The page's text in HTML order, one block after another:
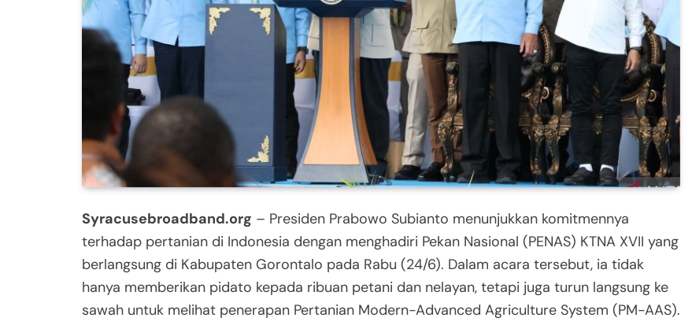
Syracusebroadband.org – Presiden Prabowo Subianto menunjukkan komitmennya
terhadap pertanian di Indonesia dengan menghadiri Pekan Nasional (PENAS) KTNA XVII yang
berlangsung di Kabupaten Gorontalo pada Rabu (24/6). Dalam acara tersebut, ia tidak
hanya memberikan pidato kepada ribuan petani dan nelayan, tetapi juga turun langsung ke
sawah untuk melihat penerapan Pertanian Modern-Advanced Agriculture System (PM-AAS).